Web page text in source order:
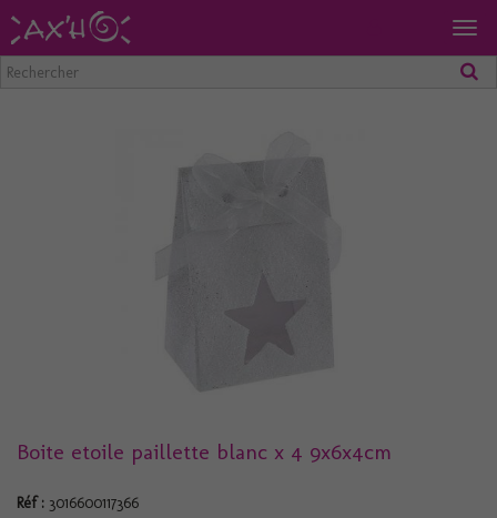
Boite etoile paillette blanc x 4 9x6x4cm
Réf : 3016600117366